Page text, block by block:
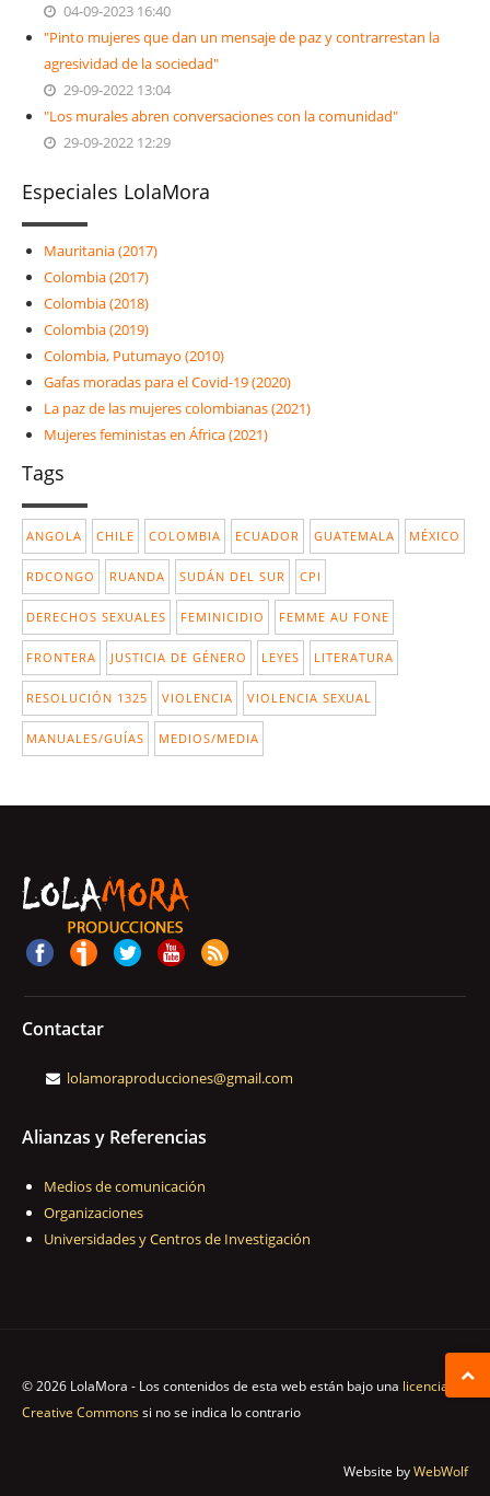
04-09-2023 16:40
"Pinto mujeres que dan un mensaje de paz y contrarrestan la
agresividad de la sociedad"
29-09-2022 13:04
"Los murales abren conversaciones con la comunidad"
29-09-2022 12:29
Especiales LolaMora
Mauritania (2017)
Colombia (2017)
Colombia (2018)
Colombia (2019)
Colombia, Putumayo (2010)
Gafas moradas para el Covid-19 (2020)
La paz de las mujeres colombianas (2021)
Mujeres feministas en África (2021)
Tags
ANGOLA CHILE COLOMBIA ECUADOR GUATEMALA MÉXICO
RDCONGO RUANDA SUDÁN DEL SUR CPI
DERECHOS SEXUALES FEMINICIDIO FEMME AU FONE
FRONTERA JUSTICIA DE GÉNERO LEYES LITERATURA
RESOLUCIÓN 1325 VIOLENCIA VIOLENCIA SEXUAL
MANUALES/GUÍAS MEDIOS/MEDIA
Contactar
lolamoraproducciones@gmail.com
Alianzas y Referencias
Medios de comunicación
Organizaciones
Universidades y Centros de Investigación
© 2026 LolaMora - Los contenidos de esta web están bajo una licencia
Creative Commonssi no se indica lo contrario
Website byWebWolf